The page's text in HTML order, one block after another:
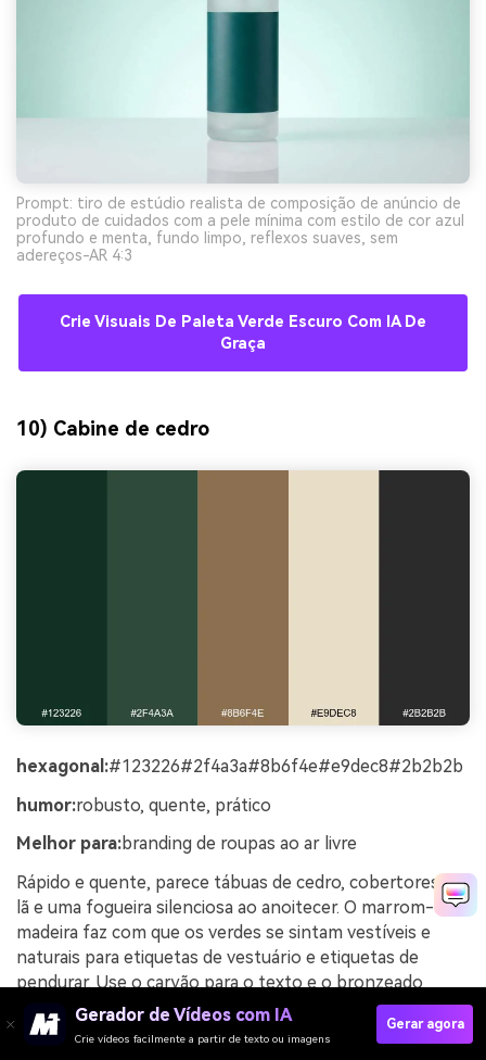
Prompt: tiro de estúdio realista de composição de anúncio de
produto de cuidados com a pele mínima com estilo de cor azul
profundo e menta, fundo limpo, reflexos suaves, sem
adereços-AR 4:3
Crie Visuais De Paleta Verde Escuro Com IA De
Graça
10) Cabine de cedro
hexagonal:#123226#2f4a3a#8b6f4e#e9dec8#2b2b2b
humor:robusto, quente, prático
Melhor para:branding de roupas ao ar livre
Rápido e quente, parece tábuas de cedro, cobertores de
lã e uma fogueira silenciosa ao anoitecer. O marrom-
madeira faz com que os verdes se sintam vestíveis e
naturais para etiquetas de vestuário e etiquetas de
pendurar. Use o carvão para o texto e o bronzeado
pálido para o espaço negativo para que os logotipos
permaneçam nítidos. Dica: Adicione texturas costuradas
Gerador de Vídeos com IA
Crie vídeos facilmente a partir de texto ou imagens
Gerar agora